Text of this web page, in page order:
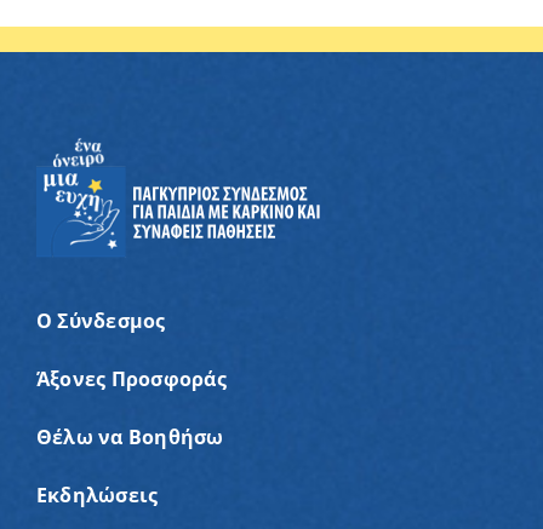
Ο Σύνδεσμος
Άξονες Προσφοράς
Θέλω να Βοηθήσω
Εκδηλώσεις